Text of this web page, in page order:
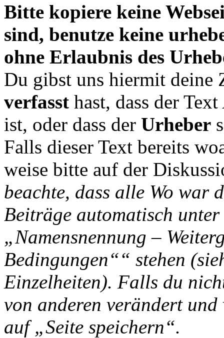
Bitte kopiere keine
sind, benutze keine
ohne Erlaubnis des
Du gibst uns hiermit deine
verfasst hast, dass der
ist, oder dass der Urheber
Falls dieser Text bereits
weise bitte auf der
beachte, dass alle Wo war
Beiträge automatisch
„Namensnennung –
Bedingungen““ stehen
Einzelheiten). Falls du
von anderen verändert
auf „Seite speichern“.